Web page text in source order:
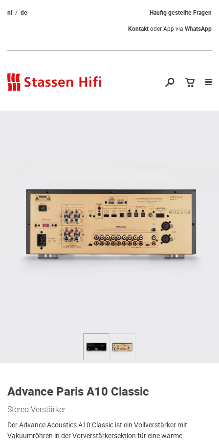
Häufig gestellte Fragen
nl
de
Kontaktoder App via WhatsApp
Advance Paris A10 Classic
Stereo Verstärker
Der Advance Acoustics A10 Classic ist ein Vollverstärker mit
Vakuumröhren in der Vorverstärkersektion für eine warme